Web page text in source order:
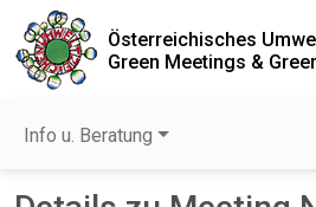
Österreichisches
Green Meetings &
Info u. Beratung